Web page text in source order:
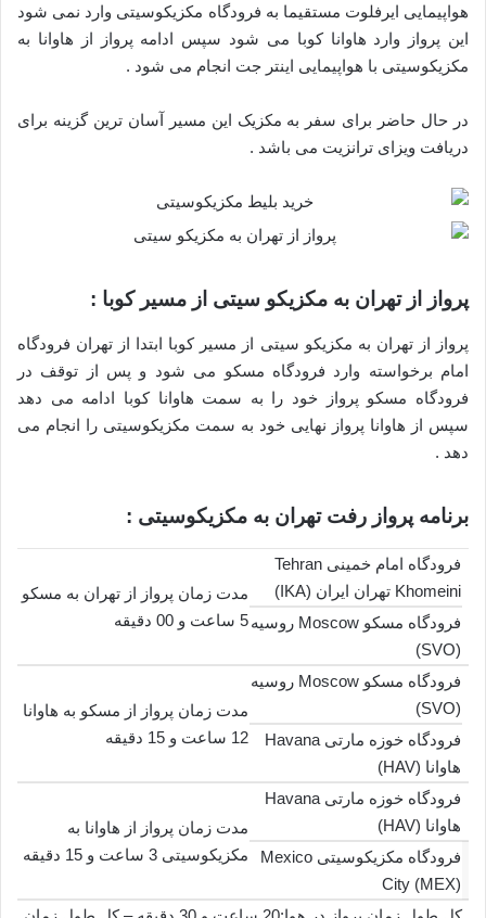
هواپیمایی ایرفلوت مستقیما به فرودگاه مکزیکوسیتی وارد نمی شود
این پرواز وارد هاوانا کوبا می شود سپس ادامه پرواز از هاوانا به
مکزیکوسیتی با هواپیمایی اینتر جت انجام می شود .
در حال حاضر برای سفر به مکزیک این مسیر آسان ترین گزینه برای
دریافت ویزای ترانزیت می باشد .
پرواز از تهران به مکزیکو سیتی از مسیر کوبا :
پرواز از تهران به مکزیکو سیتی از مسیر کوبا ابتدا از تهران فرودگاه
امام برخواسته وارد فرودگاه مسکو می شود و پس از توقف در
فرودگاه مسکو پرواز خود را به سمت هاوانا کوبا ادامه می دهد
سپس از هاوانا پرواز نهایی خود به سمت مکزیکوسیتی را انجام می
دهد .
برنامه پرواز رفت تهران به مکزیکوسیتی :
فرودگاه امام خمینی Tehran
Khomeini تهران ایران (IKA)
مدت زمان پرواز از تهران به مسکو
5 ساعت و 00 دقیقهفرودگاه مسکو Moscow روسیه
(SVO)
فرودگاه مسکو Moscow روسیه
(SVO)
مدت زمان پرواز از مسکو به هاوانا
12 ساعت و 15 دقیقه
فرودگاه خوزه مارتی Havana
هاوانا (HAV)
فرودگاه خوزه مارتی Havana
هاوانا (HAV)
مدت زمان پرواز از هاوانا به
مکزیکوسیتی 3 ساعت و 15 دقیقه
فرودگاه مکزیکوسیتی Mexico
City (MEX)